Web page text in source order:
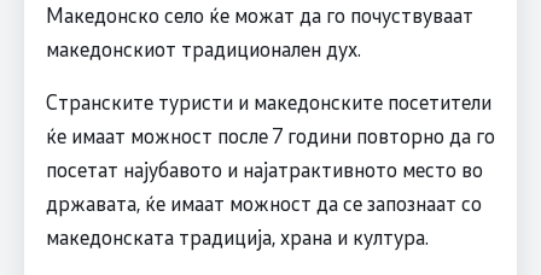
Македонско село ќе можат да го почуствуваат
македонскиот традиционален дух.
Странските туристи и македонските посетители
ќе имаат можност после 7 години повторно да го
посетат најубавото и најатрактивното место во
државата, ќе имаат можност да се запознаат со
македонската традиција, храна и култура.